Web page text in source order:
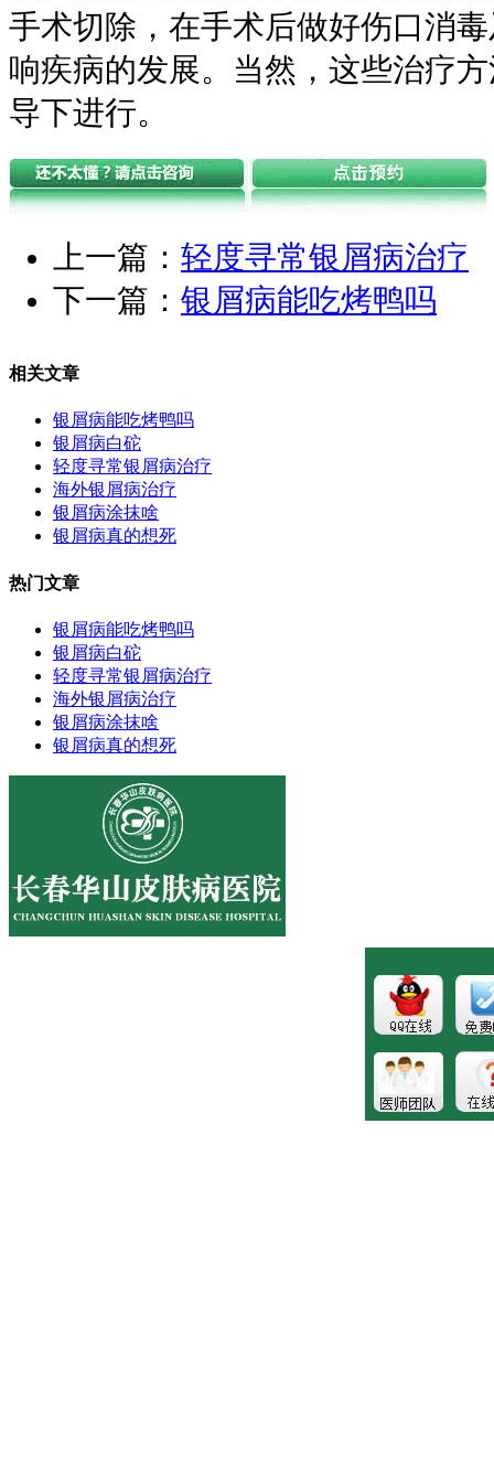
手术切除，在手术后做好伤口消
响疾病的发展。当然，这些治疗
导下进行。
上一篇： 轻度寻常银屑病治疗
下一篇： 银屑病能吃烤鸭吗
相关文章
银屑病能吃烤鸭吗
银屑病白砣
轻度寻常银屑病治疗
海外银屑病治疗
银屑病涂抹啥
银屑病真的想死
热门文章
银屑病能吃烤鸭吗
银屑病白砣
轻度寻常银屑病治疗
海外银屑病治疗
银屑病涂抹啥
银屑病真的想死